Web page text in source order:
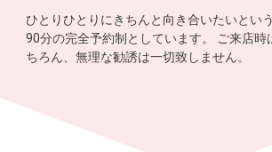
ひとりひとりにきちんと向き合いたいとい
90分の完全予約制としています。 ご来店時
ちろん、無理な勧誘は一切致しません。